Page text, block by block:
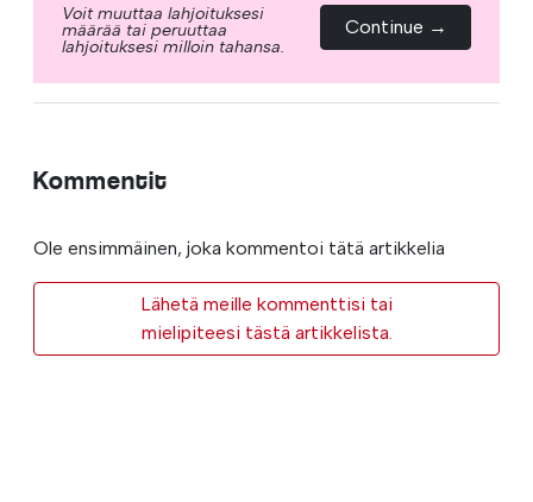
Voit muuttaa lahjoituksesi
määrää tai peruuttaa
lahjoituksesi milloin tahansa.
Continue →
Kommentit
Ole ensimmäinen, joka kommentoi tätä artikkelia
Lähetä meille kommenttisi tai
mielipiteesi tästä artikkelista.